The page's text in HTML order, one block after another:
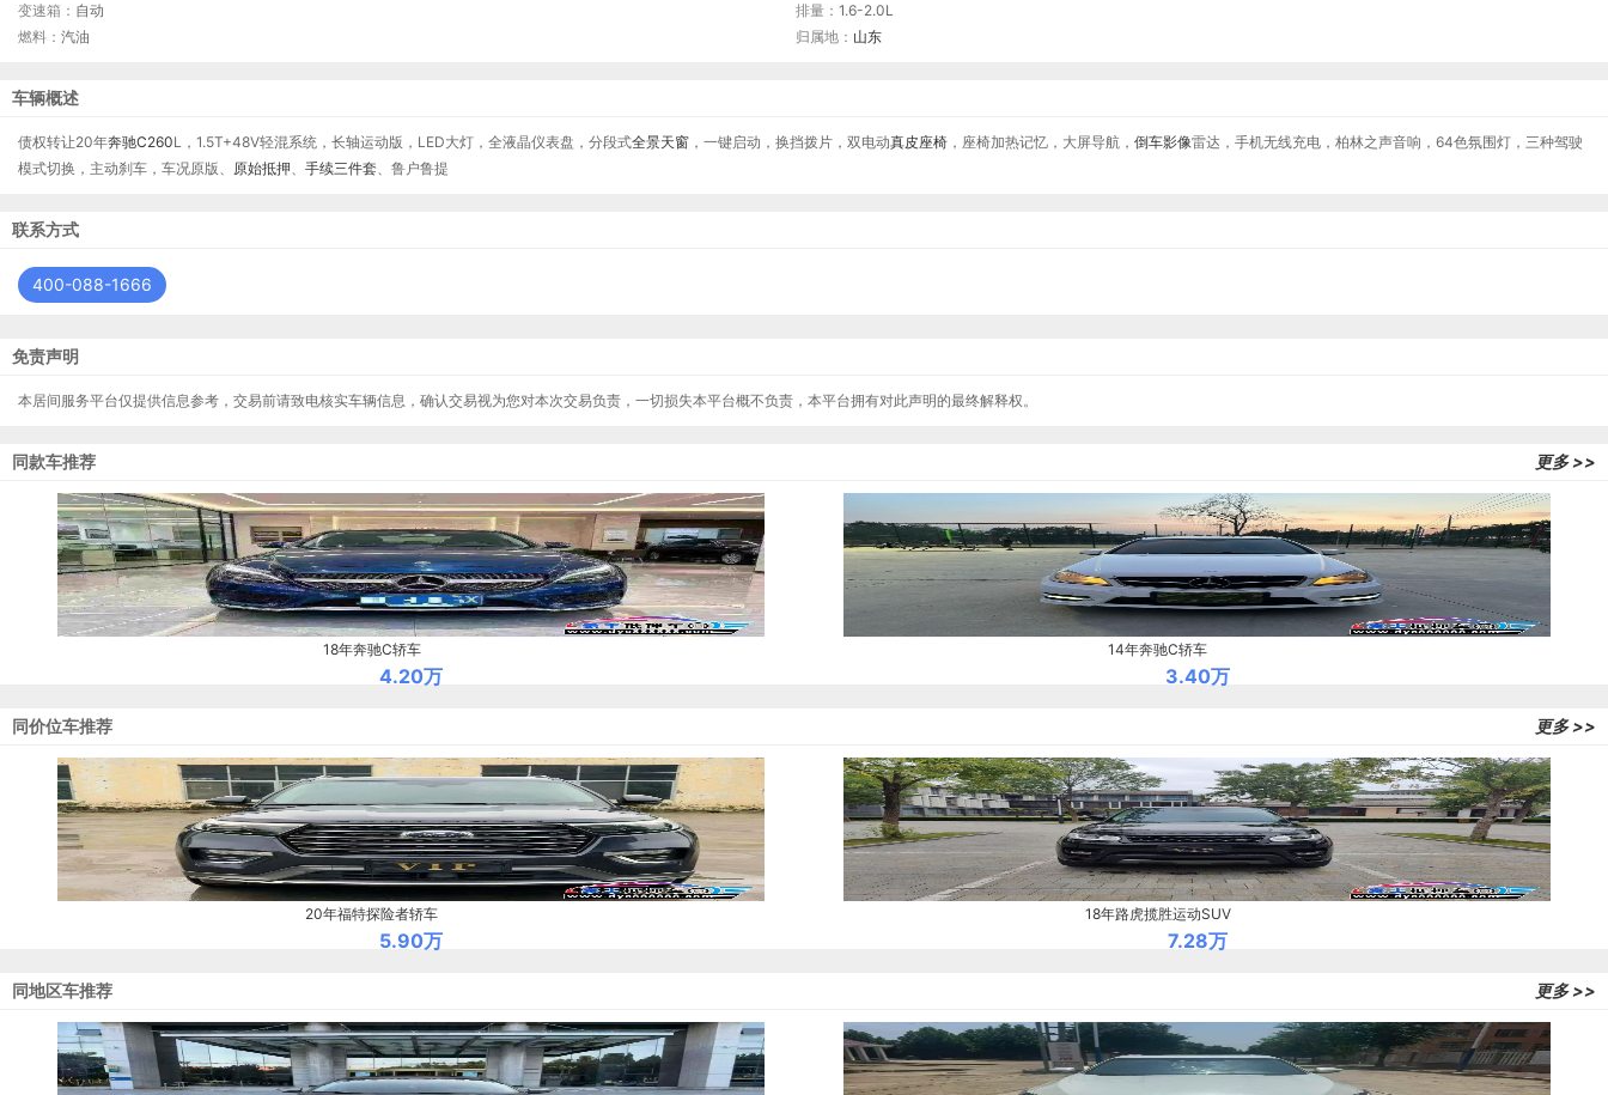
变速箱： 自动 排量：1.6-2.0L
燃料： 汽油 归属地： 山东
车辆概述
债权转让20年奔驰C260L，1.5T+48V轻混系统，长轴运动版，LED大灯，全液晶仪表盘，分段式全景天窗 ，一键启动，换挡拨片，双电动真皮座椅 ，座椅加热记忆，大屏导航， 倒车影像雷达，手机无线充电，柏林之声音响，64色氛围灯，三种驾驶
模式切换，主动刹车，车况原版、 原始抵押、 手续三件套、鲁户鲁提
联系方式
400-088-1666
免责声明
本居间服务平台仅提供信息参考，交易前请致电核实车辆信息，确认交易视为您对本次交易负责，一切损失本平台概不负责，本平台拥有对此声明的最终解释权。
同款车推荐 更多 >>
18年奔驰C轿车
4.20万
14年奔驰C轿车
3.40万
同价位车推荐 更多 >>
20年福特探险者轿车
5.90万
18年路虎揽胜运动SUV
7.28万
同地区车推荐 更多 >>